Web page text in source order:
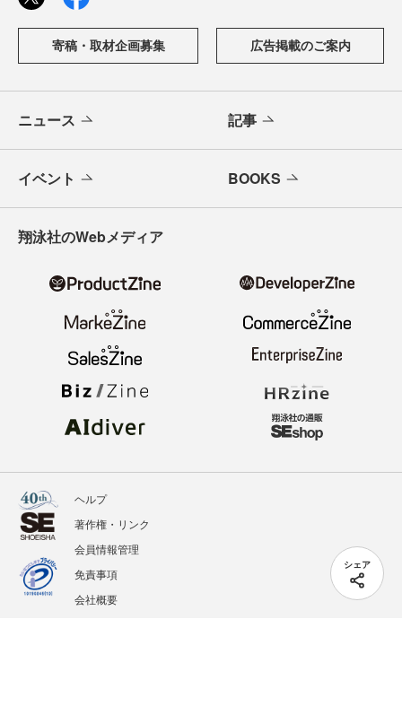
シェア
寄稿・取材企画募集 広告掲載のご案内
ニュース 記事
イベント BOOKS
翔泳社のWebメディア
ヘルプ
著作権・リンク
会員情報管理
免責事項
会社概要